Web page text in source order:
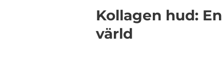
Kollagen hud:
värld